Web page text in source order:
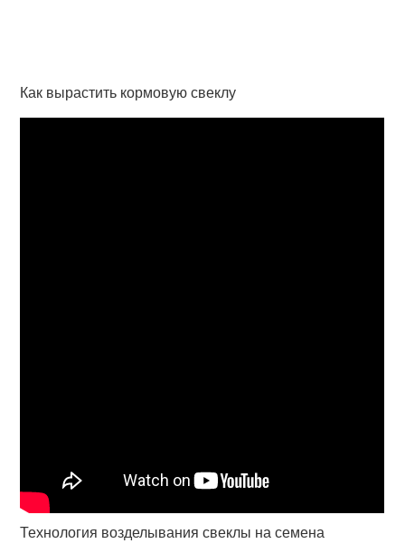
Как вырастить кормовую свеклу
Технология возделывания свеклы на семена